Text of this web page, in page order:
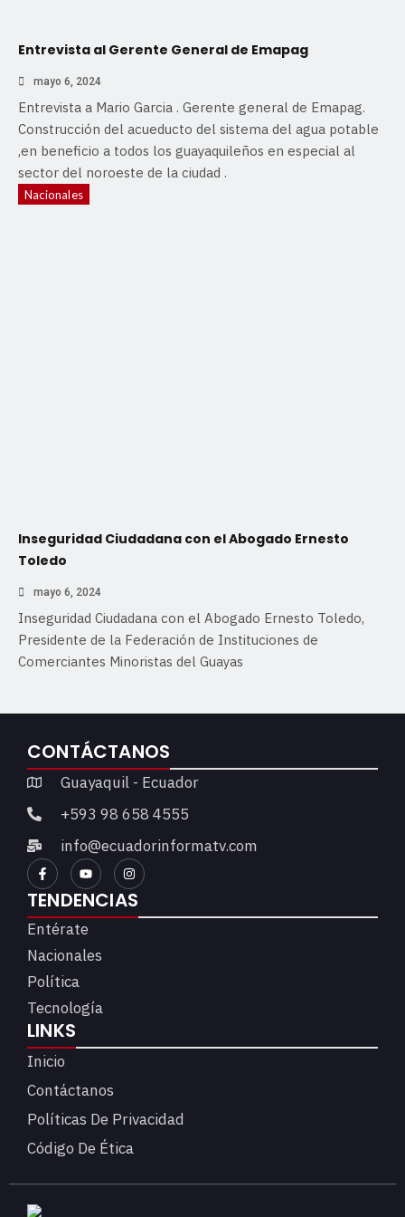
Entrevista al Gerente General de Emapag
mayo 6, 2024
Entrevista a Mario Garcia . Gerente general de Emapag.
Construcción del acueducto del sistema del agua potable
,en beneficio a todos los guayaquileños en especial al
sector del noroeste de la ciudad .
Nacionales
Inseguridad Ciudadana con el Abogado Ernesto
Toledo
mayo 6, 2024
Inseguridad Ciudadana con el Abogado Ernesto Toledo,
Presidente de la Federación de Instituciones de
Comerciantes Minoristas del Guayas
CONTÁCTANOS
Guayaquil - Ecuador
+593 98 658 4555
info@ecuadorinformatv.com
TENDENCIAS
Entérate
Nacionales
Política
Tecnología
LINKS
Inicio
Contáctanos
Políticas De Privacidad
Código De Ética